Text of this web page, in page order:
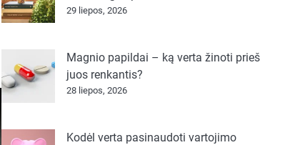
29 liepos, 2026
Magnio papildai – ką verta žinoti prieš
juos renkantis?
28 liepos, 2026
Kodėl verta pasinaudoti vartojimo